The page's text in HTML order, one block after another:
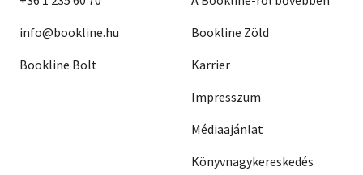
info@bookline.hu
Bookline Bolt
Bookline Zöld
Karrier
Impresszum
Médiaajánlat
Könyvnagykereskedés